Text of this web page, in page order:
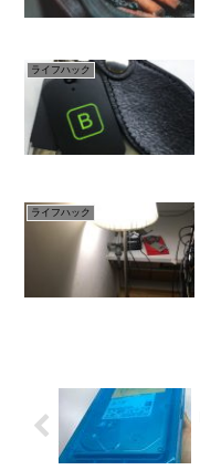
ライフハック
ライフハック